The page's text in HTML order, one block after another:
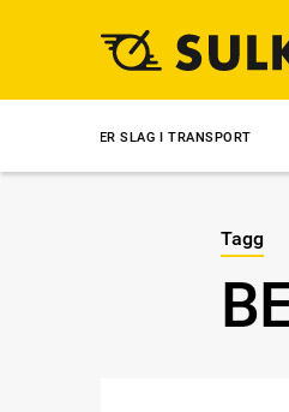
SLAG I TRANSPORT 6/8
Tagg